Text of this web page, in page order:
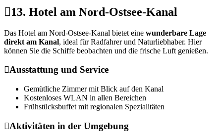
13. Hotel am Nord-Ostsee-Kanal
Das Hotel am Nord-Ostsee-Kanal bietet eine wunderbare Lage
direkt am Kanal, ideal für Radfahrer und Naturliebhaber. Hier
können Sie die Schiffe beobachten und die frische Luft genießen.
Ausstattung und Service
Gemütliche Zimmer mit Blick auf den Kanal
Kostenloses WLAN in allen Bereichen
Frühstücksbuffet mit regionalen Spezialitäten
Aktivitäten in der Umgebung